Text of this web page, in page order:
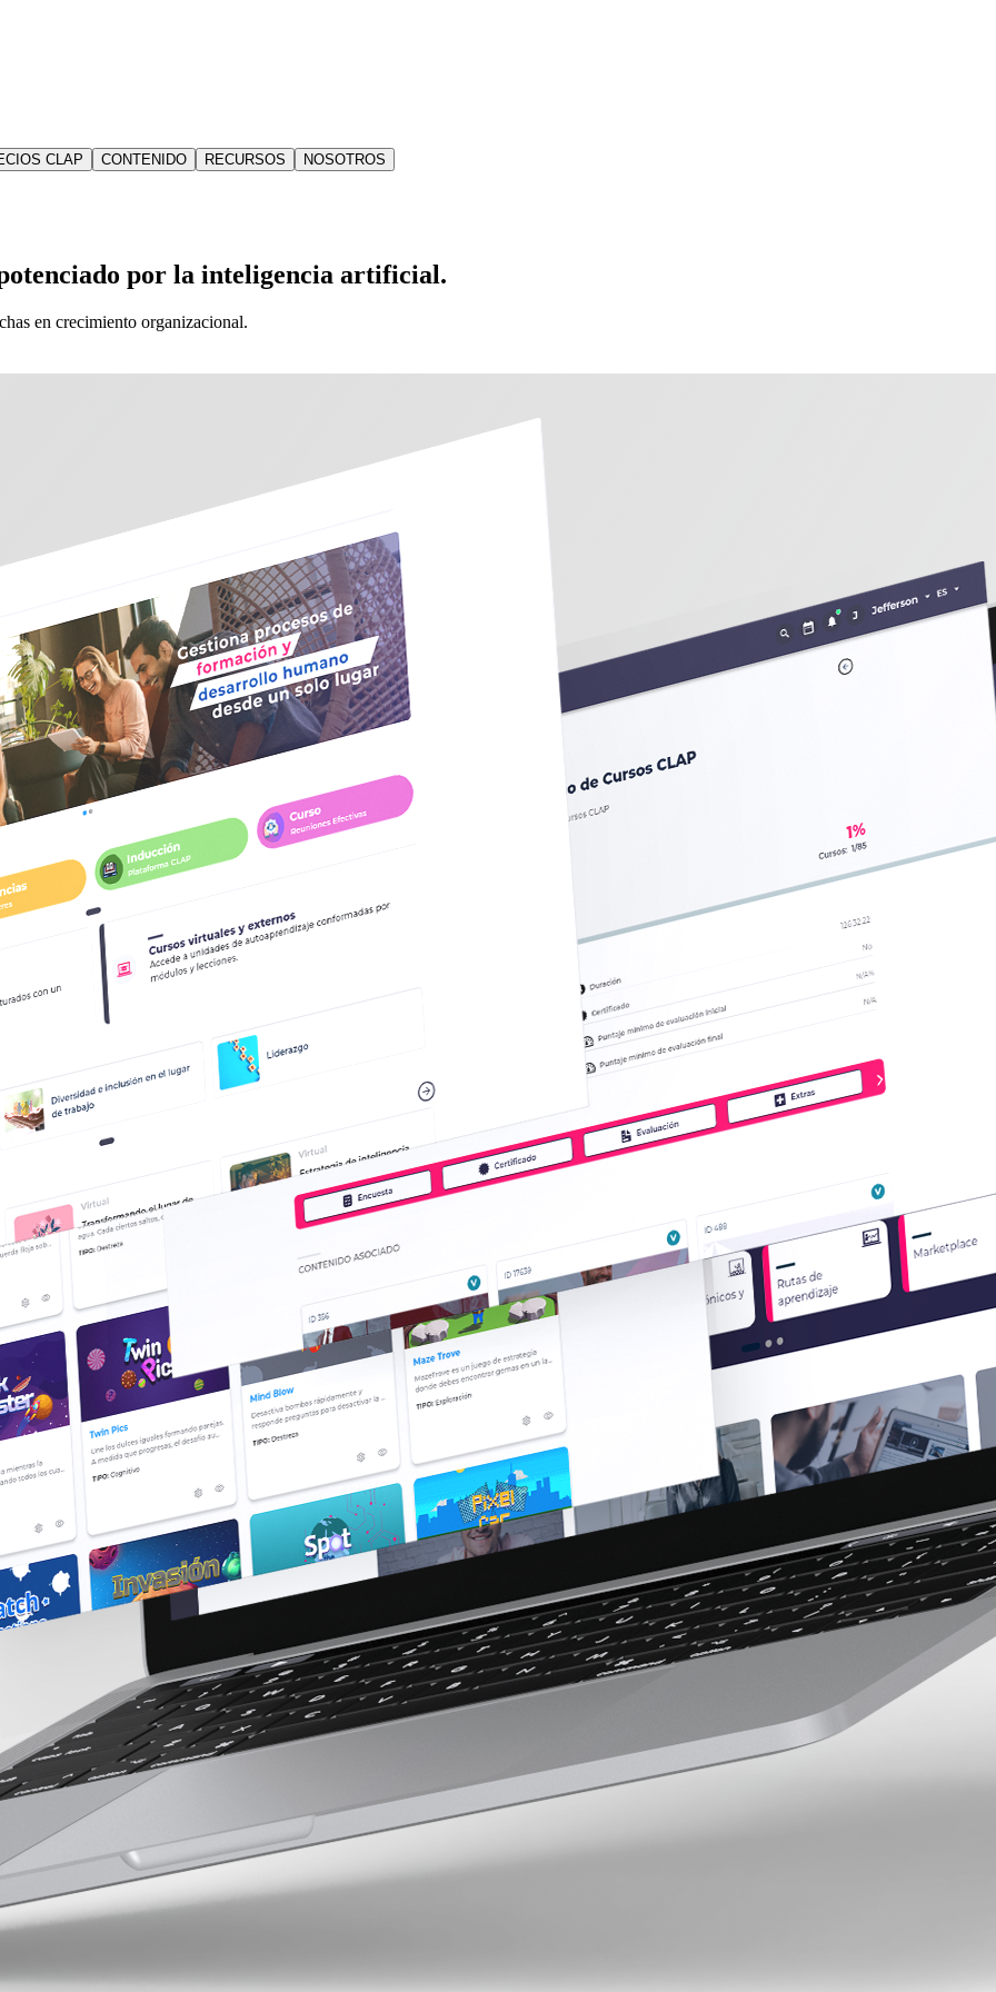
CLAP CONTENIDO RECURSOS NOSOTROS
por la inteligencia artificial.
en crecimiento organizacional.